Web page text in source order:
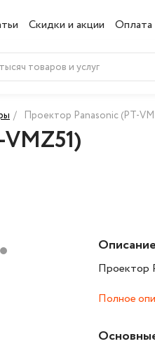
Скидки и акции Оплата
/ Проектор Panasonic (PT-
Проектор
Полное